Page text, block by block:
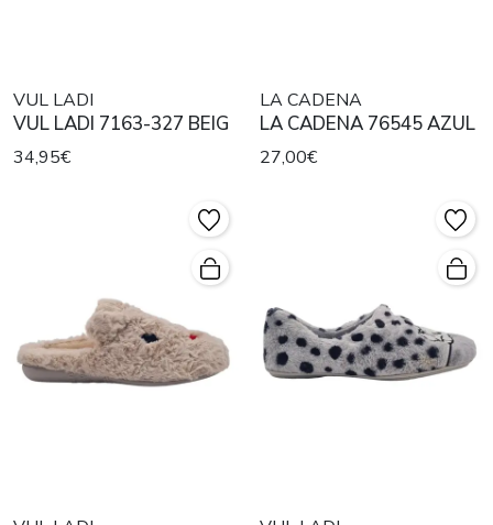
VUL LADI
VUL LADI 7163-327 BEIG
34,95€
LA CADENA
LA CADENA 76545 AZUL
27,00€